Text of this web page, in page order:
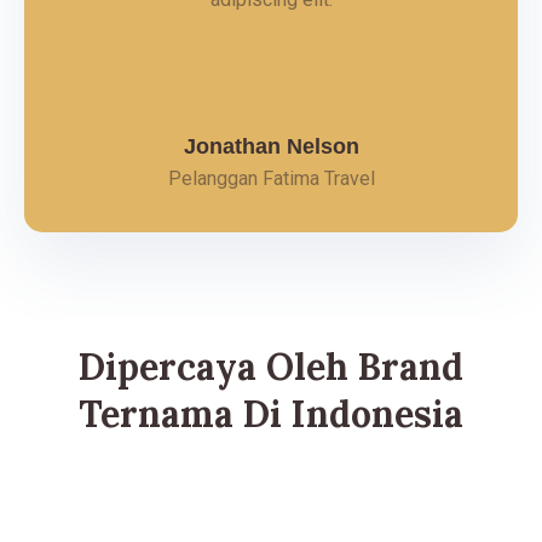
Jonathan Nelson
Pelanggan Fatima Travel
Dipercaya Oleh Brand
Ternama Di Indonesia